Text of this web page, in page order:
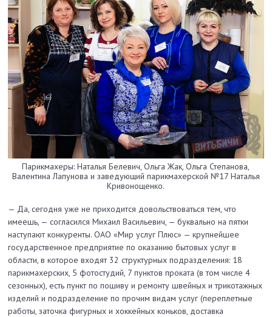
Парикмахеры: Наталья Белевич, Ольга Жак, Ольга Степанова,
Валентина Лапунова и заведующий парикмахерской №17 Наталья
Кривонощенко.
— Да, сегодня уже не приходится довольствоваться тем, что
имеешь, — согласился Михаил Васильевич, — буквально на пятки
наступают конкуренты. ОАО «Мир услуг Плюс» — крупнейшее
государственное предприятие по оказанию бытовых услуг в
области, в которое входят 32 структурных подразделения: 18
парикмахер­ских, 5 фотостудий, 7 пунктов проката (в том числе 4
сезонных), есть пункт по пошиву и ремонту швейных и трикотажных
изделий и подразделение по прочим видам услуг (переплетные
работы, заточка фигурных и хоккейных коньков, доставка